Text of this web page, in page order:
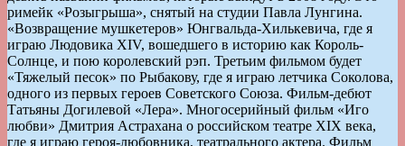
римейк «Розыгрыша», снятый на студии Павла Лунгина.
«Возвращение мушкетеров» Юнгвальда-Хилькевича, где я
играю Людовика XIV, вошедшего в историю как Король-
Солнце, и пою королевский рэп. Третьим фильмом будет
«Тяжелый песок» по Рыбакову, где я играю летчика Соколова,
одного из первых героев Советского Союза. Фильм-дебют
Татьяны Догилевой «Лера». Многосерийный фильм «Иго
любви» Дмитрия Астрахана о российском театре ХIХ века,
где я играю героя-любовника, театрального актера. Фильм